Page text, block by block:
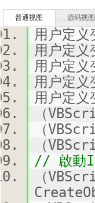
普通视图 源码视图
用户定
用户定
用户定
用户定
用户定
（
（
（
// 啟動
（